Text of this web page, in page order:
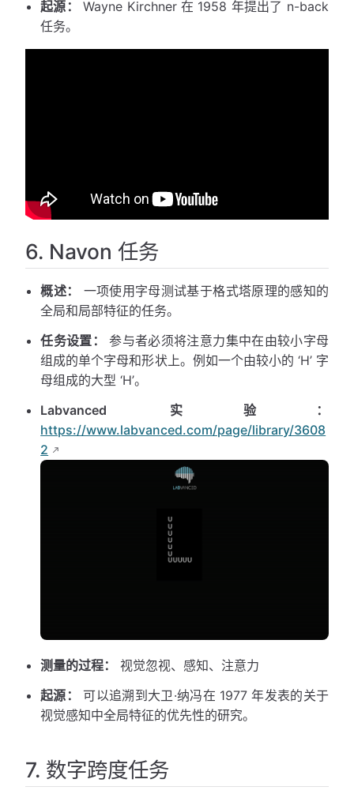
起源：
Wayne Kirchner 在 1958 年提出了 n-back
任务。
6. Navon 任务
概述：
一项使用字母测试基于格式塔原理的感知的
全局和局部特征的任务。
任务设置：
参与者必须将注意力集中在由较小字母
组成的单个字母和形状上。例如一个由较小的 ‘H’ 字
母组成的大型 ‘H’。
Labvanced 实验：
https://www.labvanced.com/page/library/3608
2
测量的过程：
视觉忽视、感知、注意力
起源：
可以追溯到大卫·纳冯在 1977 年发表的关于
视觉感知中全局特征的优先性的研究。
7. 数字跨度任务